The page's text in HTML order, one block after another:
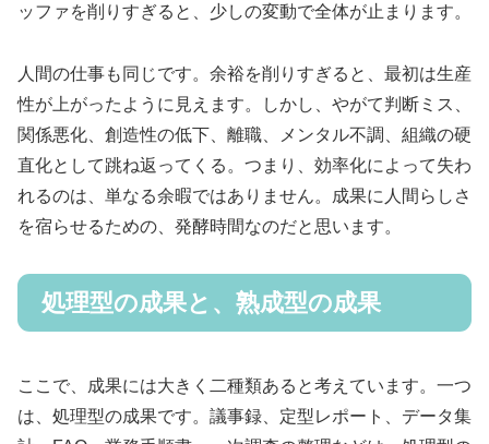
ッファを削りすぎると、少しの変動で全体が止まります。
人間の仕事も同じです。余裕を削りすぎると、最初は生産
性が上がったように見えます。しかし、やがて判断ミス、
関係悪化、創造性の低下、離職、メンタル不調、組織の硬
直化として跳ね返ってくる。つまり、効率化によって失わ
れるのは、単なる余暇ではありません。成果に人間らしさ
を宿らせるための、発酵時間なのだと思います。
処理型の成果と、熟成型の成果
ここで、成果には大きく二種類あると考えています。一つ
は、処理型の成果です。議事録、定型レポート、データ集